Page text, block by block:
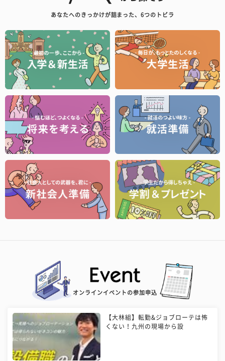
あなたへのきっかけが詰まった、6つのトビラ
オンラインイベントの参加申込
【大林組】転勤&ジョブローテは怖
くない！九州の現場から設